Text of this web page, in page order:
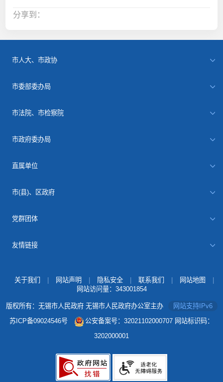
分享到：
市人大、市政协
市委部委办局
市法院、市检察院
市政府委办局
直属单位
市(县)、区政府
党群团体
友情链接
关于我们 网站声明 隐私安全 联系我们 网站地图
网站访问量： 343001854
版权所有：无锡市人民政府 无锡市人民政府办公室主办
网站支持IPv6
苏ICP备09024546号
公安备案号：32021102000707 网站标识码：
3202000001